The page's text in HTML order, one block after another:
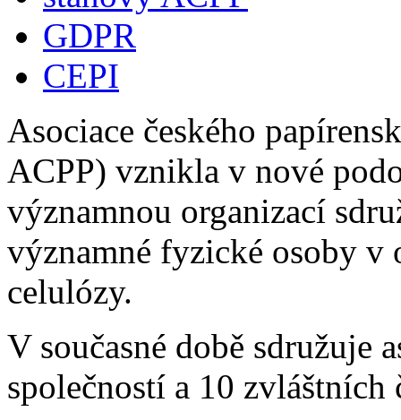
GDPR
CEPI
Asociace českého
ACPP) vznikla v nové
významnou organizací
významné fyzické osoby v
celulózy.
V současné době sdružuje
společností a 10 zvláštních